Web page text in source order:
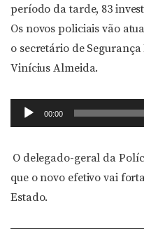
período da tarde, 83
Os novos policiais vão
o secretário de
Vinícius Almeida.
Tocador
de
00:00
O delegado-geral da
que o novo efetivo vai
Estado.